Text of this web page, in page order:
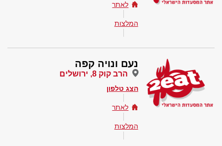
לאתר
המלצות
נעם ונויה קפה
הרב קוק 8, ירושלים
הצג טלפון
לאתר
המלצות